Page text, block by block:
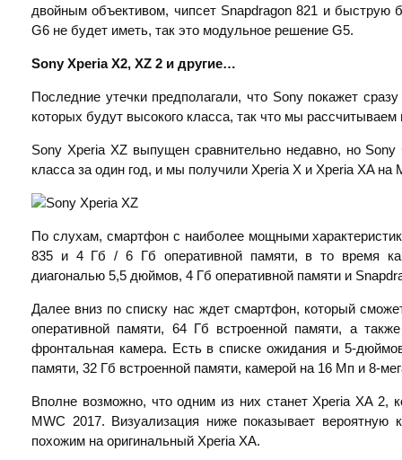
двойным объективом, чипсет Snapdragon 821 и быструю
G6 не будет иметь, так это модульное решение G5.
Sony XperiaX2, XZ 2 и другие…
Последние утечки предполагали, что Sony покажет
которых будут высокого класса, так что мы
Sony Xperia XZ выпущен сравнительно недавно, но Sony
класса за один год, и мы получили Xperia X и Xperia XA на
По слухам, смартфон с наиболее мощными
835 и 4 Гб / 6 Гб оперативной памяти, в то время
диагональю 5,5 дюймов, 4 Гб оперативной памяти и
Далее вниз по списку нас ждет смартфон, который
оперативной памяти, 64 Гб встроенной памяти, а
фронтальная камера. Есть в списке ожидания и 5-
памяти, 32 Гб встроенной памяти, камерой на 16 Мп и 8-
Вполне возможно, что одним из них станет Xperia XA 2,
MWC 2017. Визуализация ниже показывает вероятную
похожим на оригинальный Xperia XA.